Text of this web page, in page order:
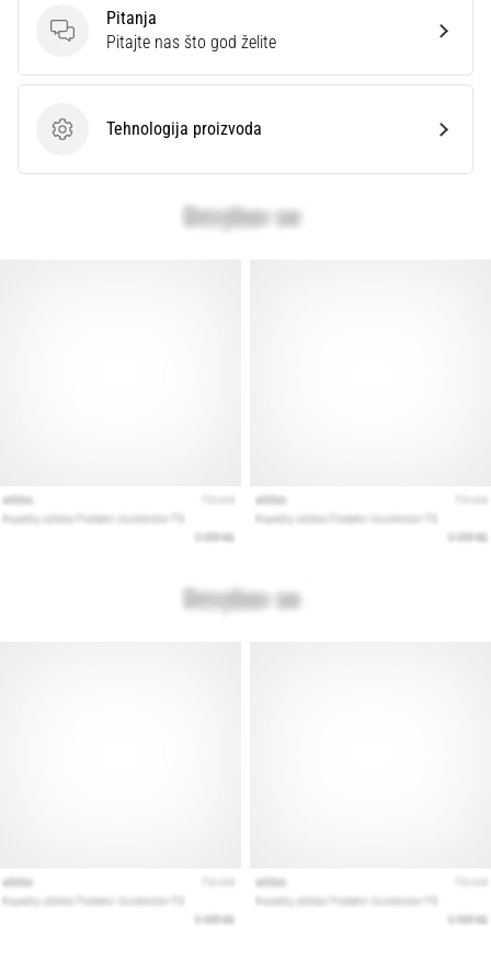
Pitanja
Pitanja
Pitajte nas što god želite
Tehnologija proizvoda
Tehnologija proizvoda